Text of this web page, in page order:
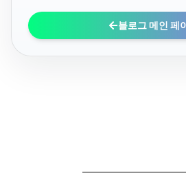
블로그 메인 페